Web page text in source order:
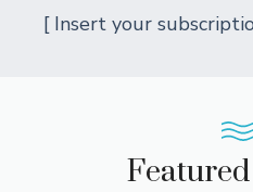
[ Insert your